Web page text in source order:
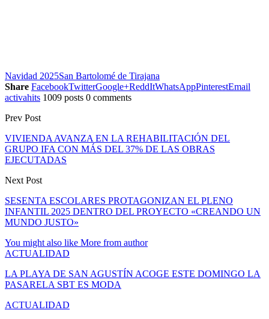
Navidad 2025San Bartolomé de Tirajana
Share FacebookTwitterGoogle+ReddItWhatsAppPinterestEmail
activahits 1009 posts 0 comments
Prev Post
VIVIENDA AVANZA EN LA REHABILITACIÓN DEL
GRUPO IFA CON MÁS DEL 37% DE LAS OBRAS
EJECUTADAS
Next Post
SESENTA ESCOLARES PROTAGONIZAN EL PLENO
INFANTIL 2025 DENTRO DEL PROYECTO «CREANDO UN
MUNDO JUSTO»
You might also like More from author
ACTUALIDAD
LA PLAYA DE SAN AGUSTÍN ACOGE ESTE DOMINGO LA
PASARELA SBT ES MODA
ACTUALIDAD